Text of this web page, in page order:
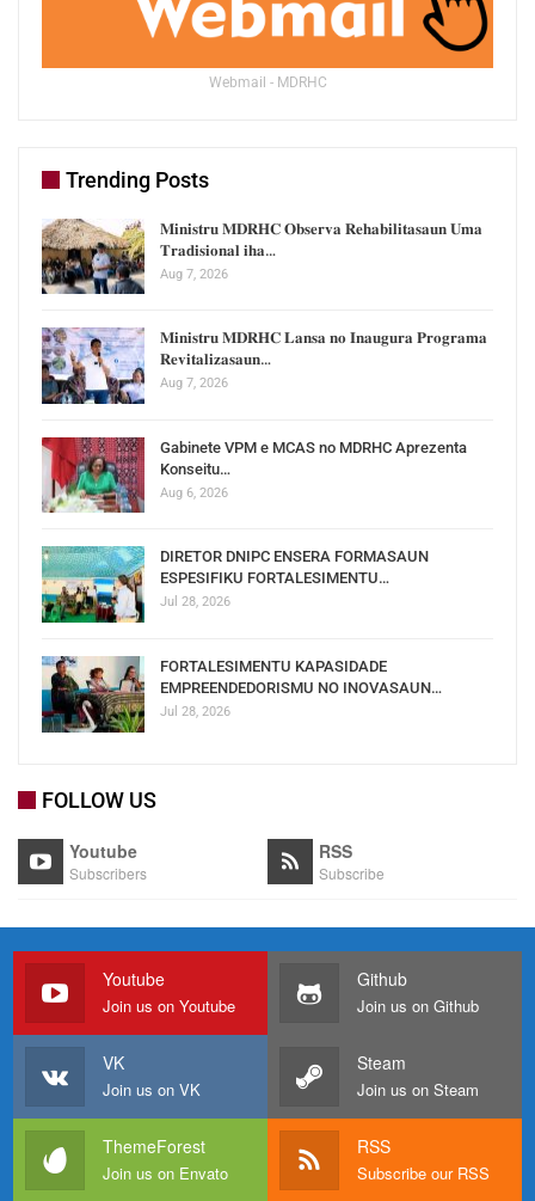
Webmail - MDRHC
Trending Posts
𝐌𝐢𝐧𝐢𝐬𝐭𝐫𝐮 𝐌𝐃𝐑𝐇𝐂 𝐎𝐛𝐬𝐞𝐫𝐯𝐚 𝐑𝐞𝐡𝐚𝐛𝐢𝐥𝐢𝐭𝐚𝐬𝐚𝐮𝐧 𝐔𝐦𝐚
𝐓𝐫𝐚𝐝𝐢𝐬𝐢𝐨𝐧𝐚𝐥 𝐢𝐡𝐚…
Aug 7, 2026
𝐌𝐢𝐧𝐢𝐬𝐭𝐫𝐮 𝐌𝐃𝐑𝐇𝐂 𝐋𝐚𝐧𝐬𝐚 𝐧𝐨 𝐈𝐧𝐚𝐮𝐠𝐮𝐫𝐚 𝐏𝐫𝐨𝐠𝐫𝐚𝐦𝐚
𝐑𝐞𝐯𝐢𝐭𝐚𝐥𝐢𝐳𝐚𝐬𝐚𝐮𝐧…
Aug 7, 2026
Gabinete VPM e MCAS no MDRHC Aprezenta
Konseitu…
Aug 6, 2026
DIRETOR DNIPC ENSERA FORMASAUN
ESPESIFIKU FORTALESIMENTU…
Jul 28, 2026
FORTALESIMENTU KAPASIDADE
EMPREENDEDORISMU NO INOVASAUN…
Jul 28, 2026
FOLLOW US
Youtube
Subscribers
RSS
Subscribe
Youtube
Join us on Youtube
Github
Join us on Github
VK
Join us on VK
Steam
Join us on Steam
ThemeForest
Join us on Envato
RSS
Subscribe our RSS